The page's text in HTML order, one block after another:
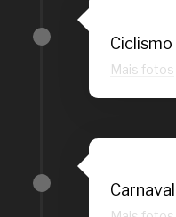
Ciclismo
Mais fotos
Carnaval